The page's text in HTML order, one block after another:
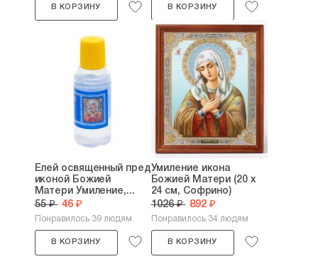
В КОРЗИНУ В КОРЗИНУ
Елей освященный пред
иконой Божией
Матери Умиление,...
55 ₽ 46 ₽
Понравилось 39 людям
В КОРЗИНУ
Умиление икона
Божией Матери (20 х
24 см, Софрино)
1026 ₽ 892 ₽
Понравилось 34 людям
В КОРЗИНУ